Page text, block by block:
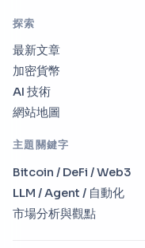
探索
最新文章
加密貨幣
AI 技術
網站地圖
主題關鍵字
Bitcoin / DeFi / Web3
LLM / Agent / 自動化
市場分析與觀點